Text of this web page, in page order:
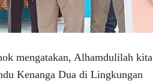
mengatakan, Alhamdulilah kita
Kenanga Dua di Lingkungan